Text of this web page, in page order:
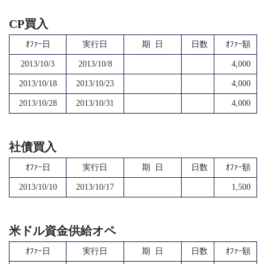
CP買入
ｵﾌｧｰ日 実行日 期 日 日数 ｵﾌｧｰ額
2013/10/3 2013/10/8 4,000
2013/10/18 2013/10/23 4,000
2013/10/28 2013/10/31 4,000
社債買入
ｵﾌｧｰ日 実行日 期 日 日数 ｵﾌｧｰ額
2013/10/10 2013/10/17 1,500
米ドル資金供給オペ
ｵﾌｧｰ日 実行日 期 日 日数 ｵﾌｧｰ額